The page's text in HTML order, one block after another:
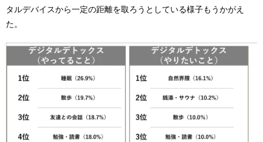
タルデバイスから一定の距離を取ろうとしている様子もうかがえ
た。